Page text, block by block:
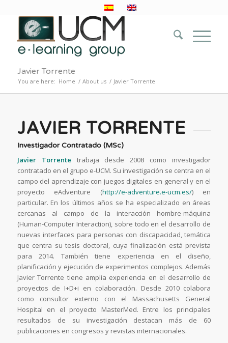
Javier Torrente
You are here: Home / About us / Javier Torrente
JAVIER TORRENTE
Investigador Contratado (MSc)
Javier Torrente trabaja desde 2008 como investigador
contratado en el grupo e-UCM. Su investigación se centra en el
campo del aprendizaje con juegos digitales en general y en el
proyecto eAdventure (http://e-adventure.e-ucm.es/) en
particular. En los últimos años se ha especializado en áreas
cercanas al campo de la interacción hombre-máquina
(Human-Computer Interaction), sobre todo en el desarrollo de
nuevas interfaces para personas con discapacidad, temática
que centra su tesis doctoral, cuya finalización está prevista
para 2014. También tiene experiencia en el diseño,
planificación y ejecución de experimentos complejos. Además
Javier Torrente tiene amplia experiencia en el desarrollo de
proyectos de I+D+i en colaboración. Desde 2010 colabora
como consultor externo con el Massachusetts General
Hospital en el proyecto MasterMed. Entre los principales
resultados de su investigación destacan más de 60
publicaciones en congresos y revistas internacionales.